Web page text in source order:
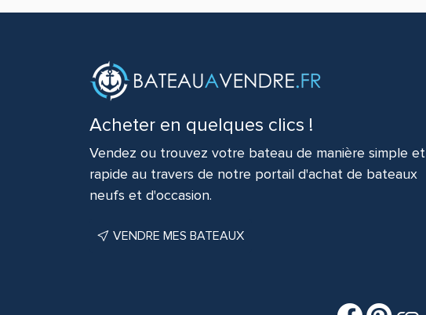
Acheter en quelques clics !
Vendez ou trouvez votre bateau de manière simple et
rapide au travers de notre portail d'achat de bateaux
neufs et d'occasion.
VENDRE MES BATEAUX